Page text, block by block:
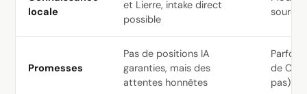
locale
et Lierre, intake direct
possible
Promesses
Pas de positions IA
garanties, mais des
attentes honnêtes
Parfois
de
pas)